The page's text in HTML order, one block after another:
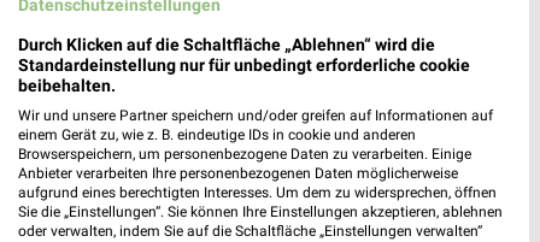
MEHR PROSPEKTE
Datenschutzeinstellungen
Durch Klicken auf die Schaltfläche „Ablehnen“ wird die
Standardeinstellung nur für unbedingt erforderliche cookie
beibehalten.
Wir und unsere Partner speichern und/oder greifen auf Informationen auf
einem Gerät zu, wie z. B. eindeutige IDs in cookie und anderen
Browserspeichern, um personenbezogene Daten zu verarbeiten. Einige
Anbieter verarbeiten Ihre personenbezogenen Daten möglicherweise
aufgrund eines berechtigten Interesses. Um dem zu widersprechen, öffnen
Sie die „Einstellungen“. Sie können Ihre Einstellungen akzeptieren, ablehnen
oder verwalten, indem Sie auf die Schaltfläche „Einstellungen verwalten“